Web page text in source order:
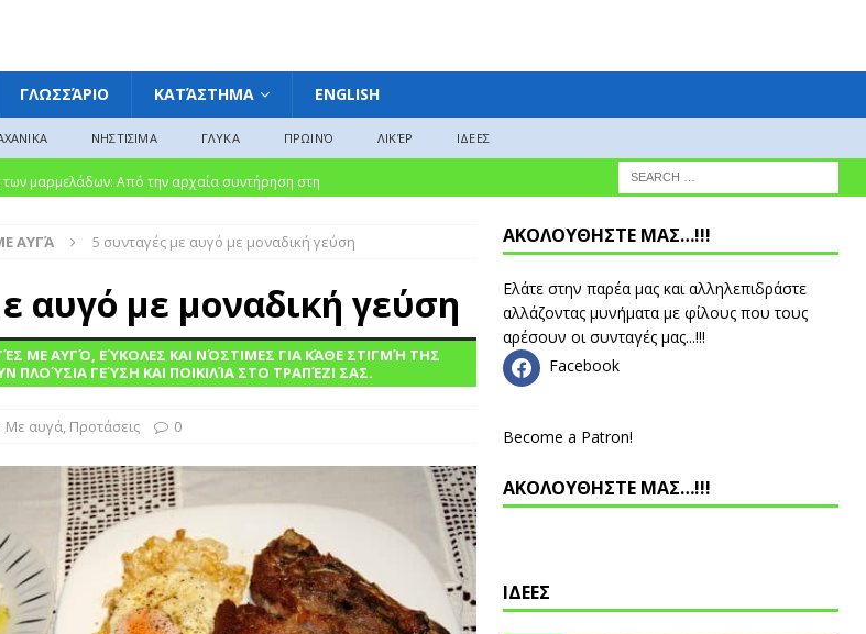
ΓΛΩΣΣΆΡΙΟ ΚΑΤΆΣΤΗΜΑ ENGLISH
ΝΗΣΤΙΣΙΜΑ ΓΛΥΚΑ ΠΡΩΙΝΌ ΛΙΚΈΡ ΙΔΕΕΣ
των μαρμελάδων: Από την αρχαία συντήρηση στη
την Ελλάδα, την Ευρώπη και την Αμερική»
Κουζίνας Βουτηγμένο στην Παράδοση”
απόλαυση ΓΛΩΣΣΆΡΙΟ
ΑΥΓΆ 5 συνταγές με αυγό με μοναδική γεύση
αυγό με μοναδική γεύση
ΜΕ ΑΥΓΌ, ΕΎΚΟΛΕΣ ΚΑΙ ΝΌΣΤΙΜΕΣ ΓΙΑ ΚΆΘΕ ΣΤΙΓΜΉ ΤΗΣ
ΠΛΟΎΣΙΑ ΓΕΎΣΗ ΚΑΙ ΠΟΙΚΙΛΊΑ ΣΤΟ ΤΡΑΠΈΖΙ ΣΑΣ.
Με αυγά Προτάσεις 0
ΑΚΟΛΟΥΘΗΣΤΕ ΜΑΣ…!!!
Ελάτε στην παρέα μας και αλληλεπιδράστε
αλλάζοντας μυνήματα με φίλους που τους
αρέσουν οι συνταγές μας...!!!
Facebook
Become a Patron!
ΑΚΟΛΟΥΘΗΣΤΕ ΜΑΣ…!!!
ΙΔΕΕΣ